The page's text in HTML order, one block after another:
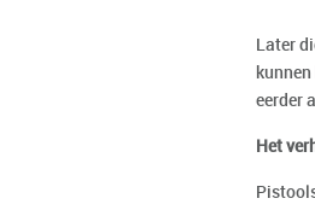
Later
kunnen
eerder
Het